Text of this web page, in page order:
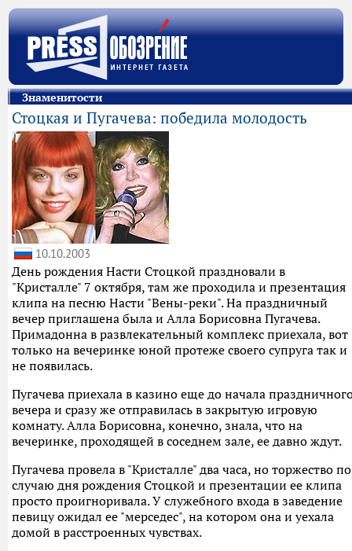
Знаменитости
Стоцкая и Пугачева: победила молодость
10.10.2003
День рождения Насти Стоцкой праздновали в
"Кристалле" 7 октября, там же проходила и презентация
клипа на песню Насти "Вены-реки". На праздничный
вечер приглашена была и Алла Борисовна Пугачева.
Примадонна в развлекательный комплекс приехала, вот
только на вечеринке юной протеже своего супруга так и
не появилась.
Пугачева приехала в казино еще до начала
вечера и сразу же отправилась в закрытую игровую
комнату. Алла Борисовна, конечно, знала, что на
вечеринке, проходящей в соседнем зале, ее давно ждут.
Пугачева провела в "Кристалле" два часа, но торжество по
случаю дня рождения Стоцкой и презентации ее клипа
просто проигноривала. У служебного входа в заведение
певицу ожидал ее "мерседес", на котором она и уехала
домой в расстроенных чувствах.